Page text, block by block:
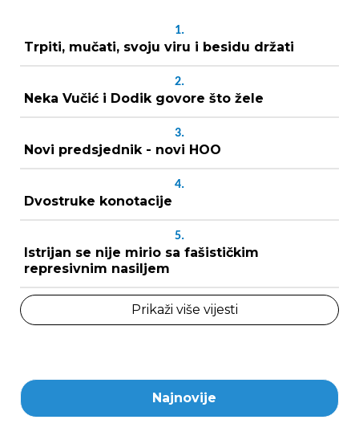
1.
Trpiti, mučati, svoju viru i besidu držati
2.
Neka Vučić i Dodik govore što žele
3.
Novi predsjednik - novi HOO
4.
Dvostruke konotacije
5.
Istrijan se nije mirio sa fašističkim
represivnim nasiljem
Prikaži više vijesti
Najnovije